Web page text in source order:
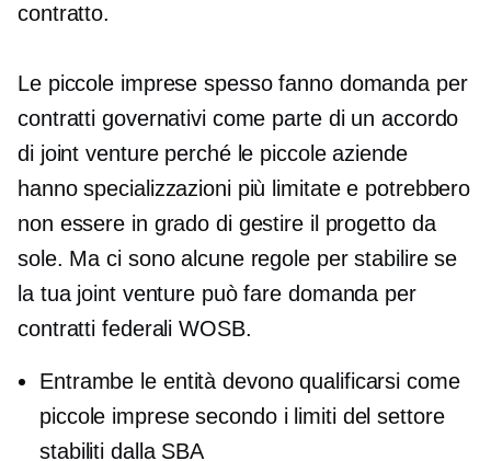
contratto.
Le piccole imprese spesso fanno domanda per
contratti governativi come parte di un accordo
di joint venture perché le piccole aziende
hanno specializzazioni più limitate e potrebbero
non essere in grado di gestire il progetto da
sole. Ma ci sono alcune regole per stabilire se
la tua joint venture può fare domanda per
contratti federali WOSB.
Entrambe le entità devono qualificarsi come
piccole imprese secondo i limiti del settore
stabiliti dalla SBA